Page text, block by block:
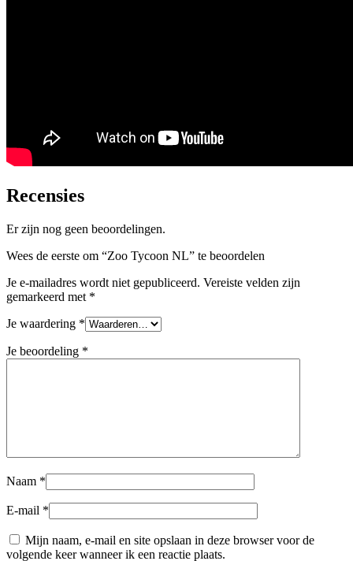
Recensies
Er zijn nog geen beoordelingen.
Wees de eerste om “Zoo Tycoon NL” te beoordelen
Je e-mailadres wordt niet gepubliceerd. Vereiste velden zijn
gemarkeerd met *
Je waardering *
Je beoordeling *
Naam *
E-mail *
Mijn naam, e-mail en site opslaan in deze browser voor de
volgende keer wanneer ik een reactie plaats.